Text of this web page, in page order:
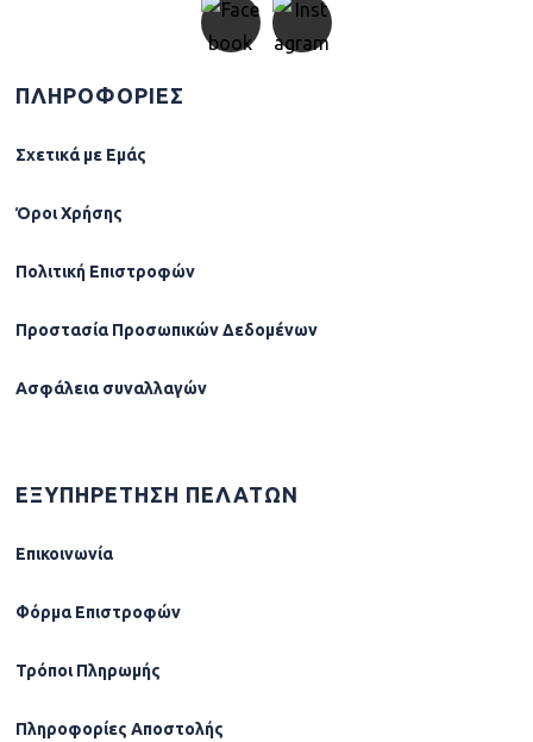
ΠΛΗΡΟΦΟΡΙΕΣ
Σχετικά µε Εµάς
Όροι Χρήσης
Πολιτική Επιστροφών
Προστασία Προσωπικών Δεδομένων
Ασφάλεια συναλλαγών
ΕΞΥΠΗΡΕΤΗΣΗ ΠΕΛΑΤΩΝ
Επικοινωνία
Φόρµα Επιστροφών
Τρόποι Πληρωμής
Πληροφορίες Αποστολής